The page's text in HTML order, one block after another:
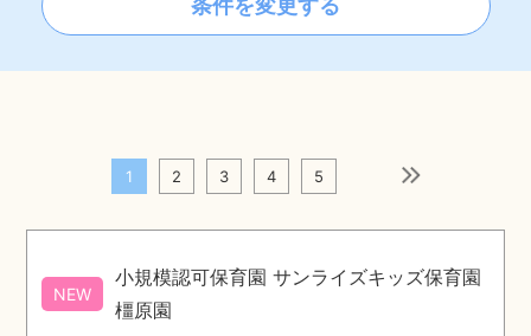
条件を変更する
1 2 3 4 5
NEW
小規模認可保育園 サンライズキッズ保育園
橿原園